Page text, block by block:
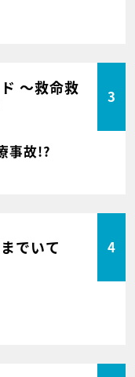
～救命救
3
事故!?
でいて 4